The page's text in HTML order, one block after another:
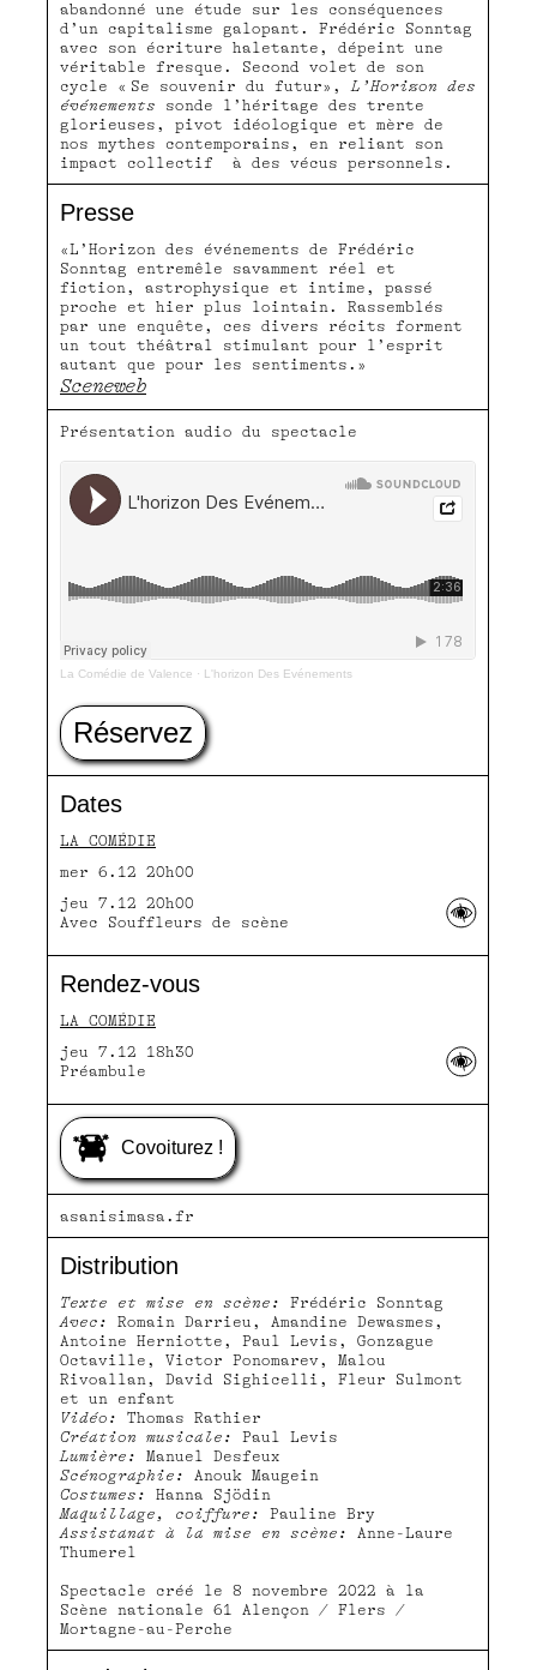
abandonné une étude sur les conséquences
d’un capitalisme galopant. Frédéric Sonntag
avec son écriture haletante, dépeint une
véritable fresque. Second volet de son
cycle « Se souvenir du futur»,L’Horizon des
événements sonde l’héritage des trente
glorieuses, pivot idéologique et mère de
nos mythes contemporains, en reliant son
impact collectif à des vécus personnels.
Presse
«L’Horizon des événements de Frédéric
Sonntag entremêle savamment réel et
fiction, astrophysique et intime, passé
proche et hier plus lointain. Rassemblés
par une enquête, ces divers récits forment
un tout théâtral stimulant pour l’esprit
autant que pour les sentiments.»
Sceneweb
Présentation audio du spectacle
La Comédie de Valence · L'horizon Des Evénements
asanisimasa.fr
Distribution
Texte et mise en scène:
Frédéric Sonntag
Avec:
Romain Darrieu, Amandine Dewasmes,
Antoine Herniotte, Paul Levis, Gonzague
Octaville, Victor Ponomarev, Malou
Rivoallan, David Sighicelli, Fleur Sulmont
et un enfant
Vidéo:
Thomas Rathier
Création musicale:
Paul Levis
Lumière:
Manuel Desfeux
Scénographie:
Anouk Maugein
Costumes:
Hanna Sjödin
Maquillage, coiffure:
Pauline Bry
Assistanat à la mise en scène:
Anne-Laure
Thumerel
Spectacle créé le 8 novembre 2022 à la
Scène nationale 61 Alençon / Flers /
Mortagne-au-Perche
Réservez
Dates
LA COMÉDIE
mer 6.12 20h00
jeu 7.12 20h00
Avec Souffleurs de scène
Rendez-vous
LA COMÉDIE
jeu 7.12 18h30
Préambule
Covoiturez !